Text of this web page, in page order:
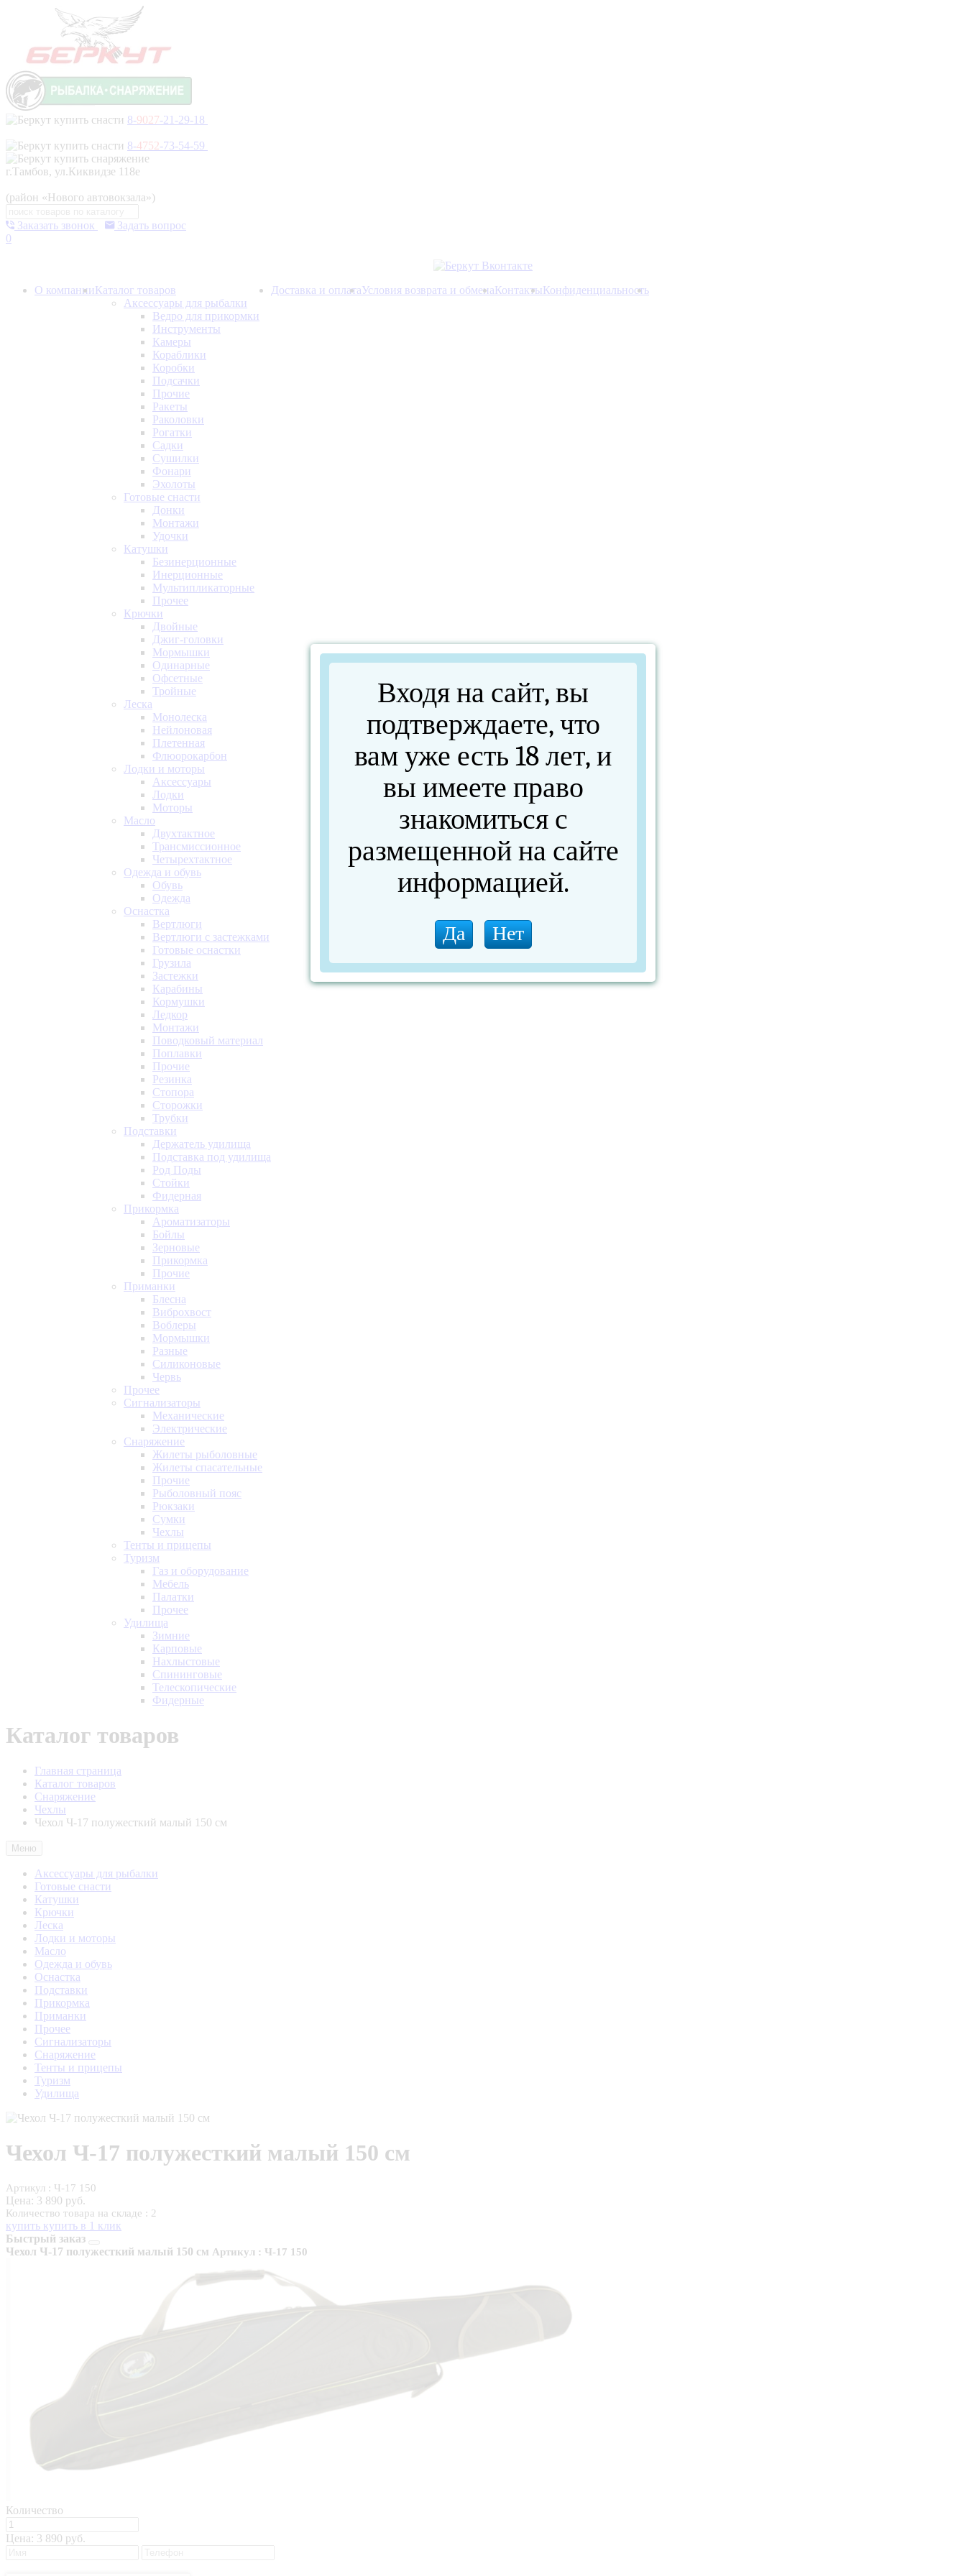
8-9027-21-29-18
8-4752-73-54-59
г.Тамбов, ул.Киквидзе 118е
(район «Нового автовокзала»)
Заказать звонок
Задать вопрос
0
О компанииКаталог товаров
Аксессуары для рыбалки
Ведро для прикормки
Инструменты
Камеры
Кораблики
Коробки
Подсачки
Прочие
Ракеты
Раколовки
Рогатки
Садки
Сушилки
Фонари
Эхолоты
Готовые снасти
Донки
Монтажи
Удочки
Катушки
Безинерционные
Инерционные
Мультипликаторные
Прочее
Крючки
Двойные
Джиг-головки
Мормышки
Одинарные
Офсетные
Тройные
Леска
Монолеска
Нейлоновая
Плетенная
Флюорокарбон
Лодки и моторы
Аксессуары
Лодки
Моторы
Масло
Двухтактное
Трансмиссионное
Четырехтактное
Одежда и обувь
Обувь
Одежда
Оснастка
Вертлюги
Вертлюги с застежками
Готовые оснастки
Грузила
Застежки
Карабины
Кормушки
Ледкор
Монтажи
Поводковый материал
Поплавки
Прочие
Резинка
Стопора
Сторожки
Трубки
Подставки
Держатель удилища
Подставка под удилища
Род Поды
Стойки
Фидерная
Прикормка
Ароматизаторы
Бойлы
Зерновые
Прикормка
Прочие
Приманки
Блесна
Виброхвост
Воблеры
Мормышки
Разные
Силиконовые
Червь
Прочее
Сигнализаторы
Механические
Электрические
Снаряжение
Жилеты рыболовные
Жилеты спасательные
Прочие
Рыболовный пояс
Рюкзаки
Сумки
Чехлы
Тенты и прицепы
Туризм
Газ и оборудование
Мебель
Палатки
Прочее
Удилища
Зимние
Карповые
Нахлыстовые
Спининговые
Телескопические
Фидерные
Доставка и оплатаУсловия возврата и обменаКонтактыКонфиденциальность
Каталог товаров
Главная страница
Каталог товаров
Снаряжение
Чехлы
Чехол Ч-17 полужесткий малый 150 см
Меню
Аксессуары для рыбалки
Готовые снасти
Катушки
Крючки
Леска
Лодки и моторы
Масло
Одежда и обувь
Оснастка
Подставки
Прикормка
Приманки
Прочее
Сигнализаторы
Снаряжение
Тенты и прицепы
Туризм
Удилища
Чехол Ч-17 полужесткий малый 150 см
Артикул : Ч-17 150
Цена: 3 890 руб.
Количество товара на складе : 2
купить купить в 1 клик
Быстрый заказ
Чехол Ч-17 полужесткий малый 150 см Артикул : Ч-17 150
Количество
Цена: 3 890 руб.
Входя на сайт, вы
подтверждаете, что
вам уже есть 18 лет, и
вы имеете право
знакомиться с
размещенной на сайте
информацией.